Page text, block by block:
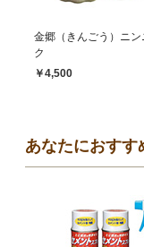
金郷（きんごう）ニン
ク
￥4,500
あなたにおすす